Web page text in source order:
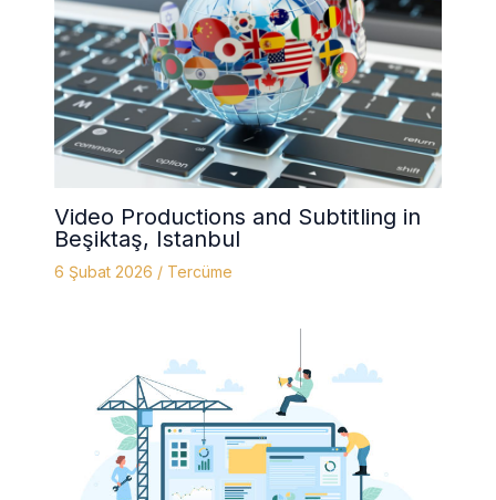
Video Productions and Subtitling in
Beşiktaş, Istanbul
6 Şubat 2026 / Tercüme